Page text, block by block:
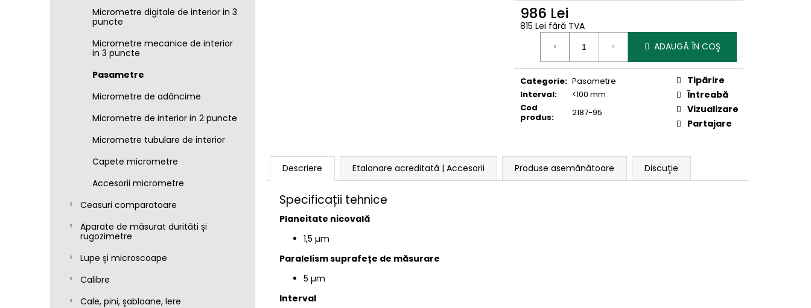
Micrometre digitale de interior in 3
puncte
Micrometre mecanice de interior
in 3 puncte
Pasametre
Micrometre de adâncime
Micrometre de interior in 2 puncte
Micrometre tubulare de interior
Capete micrometre
Accesorii micrometre
Ceasuri comparatoare
Aparate de măsurat durităti și
rugozimetre
Lupe și microscoape
Calibre
Cale, pini, șabloane, lere
986 Lei
815 Lei fără TVA
Evaluare
ADAUGĂ ÎN COŞ
Categorie: Pasametre
Interval:
<100 mm
Cod
produs: 2187-95
Tipărire
Întreabă
Vizualizare
Partajare
Descriere Etalonare acreditată | Accesorii Produse asemănătoare Discuţie
Specificații tehnice
Planeitate nicovală
1,5 µm
Paralelism suprafețe de măsurare
5 µm
Interval